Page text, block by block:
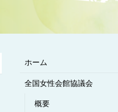
ホーム
全国女性会館協議会
概要